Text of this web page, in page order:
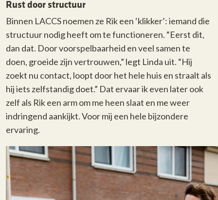
Rust door structuur
Binnen LACCS noemen ze Rik een ‘klikker’: iemand die
structuur nodig heeft om te functioneren. “Eerst dit,
dan dat. Door voorspelbaarheid en veel samen te
doen, groeide zijn vertrouwen,” legt Linda uit. “Hij
zoekt nu contact, loopt door het hele huis en straalt als
hij iets zelfstandig doet.” Dat ervaar ik even later ook
zelf als Rik een arm om me heen slaat en me weer
indringend aankijkt. Voor mij een hele bijzondere
ervaring.